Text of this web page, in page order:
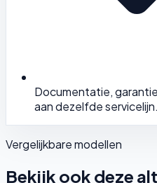
Documentatie,
aan dezelfde servicelijn.
Vergelijkbare modellen
Bekijk ook deze